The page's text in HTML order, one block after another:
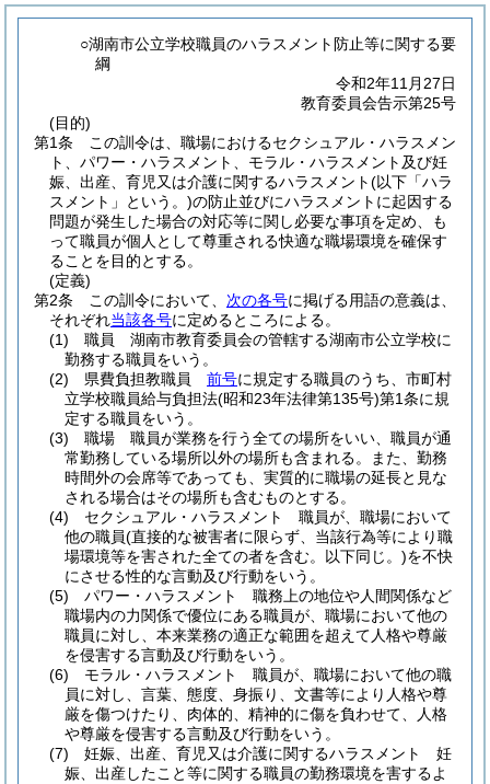
○湖南市公立学校職員のハラスメント防止等に関する要
綱
令和2年11月27日
教育委員会告示第25号
(目的)
第1条
この訓令は、職場におけるセクシュアル・ハラスメン
ト、パワー・ハラスメント、モラル・ハラスメント及び妊
娠、出産、育児又は介護に関するハラスメント(以下「ハラ
スメント」という。)の防止並びにハラスメントに起因する
問題が発生した場合の対応等に関し必要な事項を定め、も
って職員が個人として尊重される快適な職場環境を確保す
ることを目的とする。
(定義)
第2条
この訓令において、 次の各号に掲げる用語の意義は、
それぞれ当該各号に定めるところによる。
(1)
職員 湖南市教育委員会の管轄する湖南市公立学校に
勤務する職員をいう。
(2)
県費負担教職員 前号に規定する職員のうち、市町村
立学校職員給与負担法(昭和23年法律第135号)第1条に規
定する職員をいう。
(3)
職場 職員が業務を行う全ての場所をいい、職員が通
常勤務している場所以外の場所も含まれる。
また、勤務
時間外の会席等であっても、実質的に職場の延長と見な
される場合はその場所も含むものとする。
(4)
セクシュアル・ハラスメント 職員が、職場において
他の職員(直接的な被害者に限らず、当該行為等により職
場環境等を害された全ての者を含む。以下同じ。)を不快
にさせる性的な言動及び行動をいう。
(5)
パワー・ハラスメント 職務上の地位や人間関係など
職場内の力関係で優位にある職員が、職場において他の
職員に対し、本来業務の適正な範囲を超えて人格や尊厳
を侵害する言動及び行動をいう。
(6)
モラル・ハラスメント 職員が、職場において他の職
員に対し、言葉、態度、身振り、文書等により人格や尊
厳を傷つけたり、肉体的、精神的に傷を負わせて、人格
や尊厳を侵害する言動及び行動をいう。
(7)
妊娠、出産、育児又は介護に関するハラスメント 妊
娠、出産したこと等に関する職員の勤務環境を害するよ